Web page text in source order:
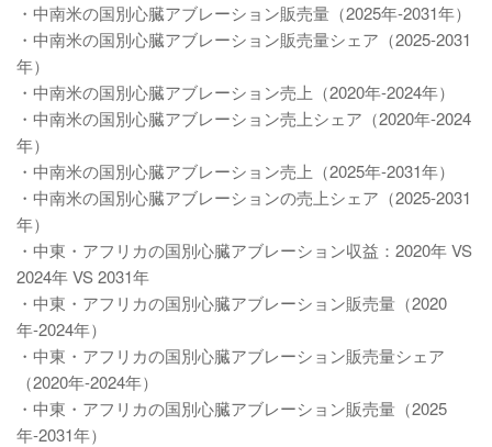
・中南米の国別心臓アブレーション販売量（2025年-2031年）
・中南米の国別心臓アブレーション販売量シェア（2025-2031
年）
・中南米の国別心臓アブレーション売上（2020年-2024年）
・中南米の国別心臓アブレーション売上シェア（2020年-2024
年）
・中南米の国別心臓アブレーション売上（2025年-2031年）
・中南米の国別心臓アブレーションの売上シェア（2025-2031
年）
・中東・アフリカの国別心臓アブレーション収益：2020年 VS
2024年 VS 2031年
・中東・アフリカの国別心臓アブレーション販売量（2020
年-2024年）
・中東・アフリカの国別心臓アブレーション販売量シェア
（2020年-2024年）
・中東・アフリカの国別心臓アブレーション販売量（2025
年-2031年）